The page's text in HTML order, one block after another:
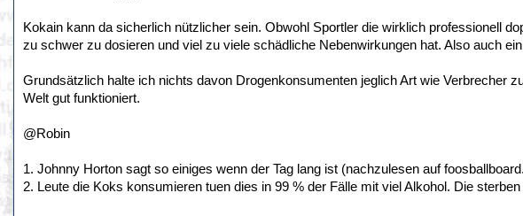
Kokain kann da sicherlich nützlicher sein. Obwohl Sportler die wirklich professionell
zu schwer zu dosieren und viel zu viele schädliche Nebenwirkungen hat. Also auch
Grundsätzlich halte ich nichts davon Drogenkonsumenten jeglich Art wie Verbrecher
Welt gut funktioniert.
@Robin
1. Johnny Horton sagt so einiges wenn der Tag lang ist (nachzulesen auf
2. Leute die Koks konsumieren tuen dies in 99 % der Fälle mit viel Alkohol. Die